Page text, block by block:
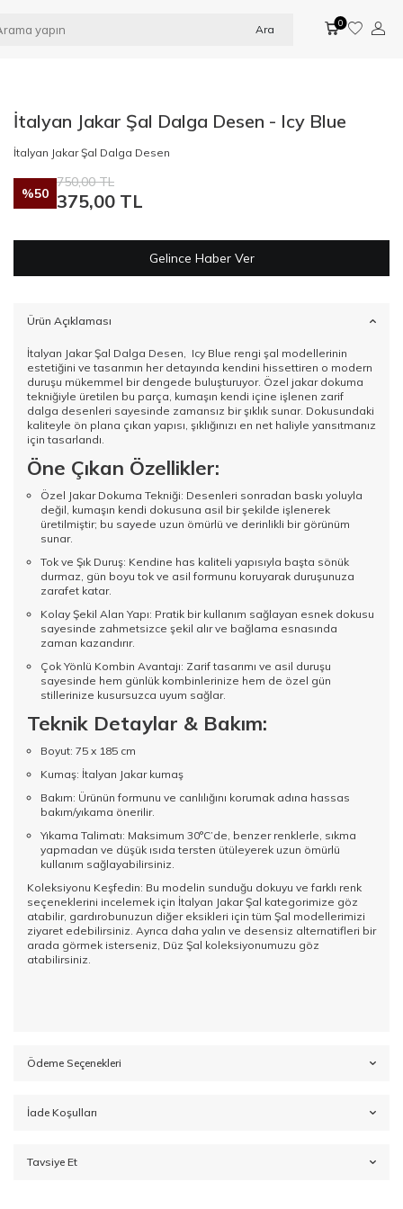
Ara 0
İtalyan Jakar Şal Dalga Desen - Icy Blue
İtalyan Jakar Şal Dalga Desen
%50
750,00TL
375,00 TL
Gelince Haber Ver
Ürün Açıklaması
İtalyan Jakar Şal Dalga Desen, Icy Blue rengi şal modellerinin
estetiğini ve tasarımın her detayında kendini hissettiren o modern
duruşu mükemmel bir dengede buluşturuyor. Özel jakar dokuma
tekniğiyle üretilen bu parça, kumaşın kendi içine işlenen zarif
dalga desenleri sayesinde zamansız bir şıklık sunar. Dokusundaki
kaliteyle ön plana çıkan yapısı, şıklığınızı en net haliyle yansıtmanız
için tasarlandı.
Öne Çıkan Özellikler:
Özel Jakar Dokuma Tekniği: Desenleri sonradan baskı yoluyla
değil, kumaşın kendi dokusuna asil bir şekilde işlenerek
üretilmiştir; bu sayede uzun ömürlü ve derinlikli bir görünüm
sunar.
Tok ve Şık Duruş: Kendine has kaliteli yapısıyla başta sönük
durmaz, gün boyu tok ve asil formunu koruyarak duruşunuza
zarafet katar.
Kolay Şekil Alan Yapı: Pratik bir kullanım sağlayan esnek dokusu
sayesinde zahmetsizce şekil alır ve bağlama esnasında
zaman kazandırır.
Çok Yönlü Kombin Avantajı: Zarif tasarımı ve asil duruşu
sayesinde hem günlük kombinlerinize hem de özel gün
stillerinize kusursuzca uyum sağlar.
Teknik Detaylar & Bakım:
Boyut: 75 x 185 cm
Kumaş: İtalyan Jakar kumaş
Bakım: Ürünün formunu ve canlılığını korumak adına hassas
bakım/yıkama önerilir.
Yıkama Talimatı: Maksimum 30°C’de, benzer renklerle, sıkma
yapmadan ve düşük ısıda tersten ütüleyerek uzun ömürlü
kullanım sağlayabilirsiniz.
Koleksiyonu Keşfedin: Bu modelin sunduğu dokuyu ve farklı renk
seçeneklerini incelemek için İtalyan Jakar Şal kategorimize göz
atabilir, gardırobunuzun diğer eksikleri için tüm Şal modellerimizi
ziyaret edebilirsiniz. Ayrıca daha yalın ve desensiz alternatifleri bir
arada görmek isterseniz, Düz Şal koleksiyonumuzu göz
atabilirsiniz.
Ödeme Seçenekleri
İade Koşulları
Tavsiye Et